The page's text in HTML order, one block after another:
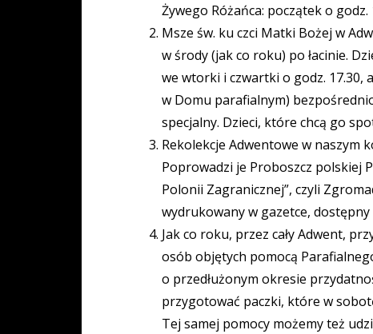
Żywego Różańca: początek o
Msze św. ku czci Matki Bożej w
w środy (jak co roku) po łacinie.
we wtorki i czwartki o godz. 17.30,
w Domu parafialnym)
specjalny. Dzieci, które chcą go
Rekolekcje Adwentowe w naszym
Poprowadzi je Proboszcz polskiej
Polonii Zagranicznej”, czyli
wydrukowany w gazetce,
Jak co roku, przez cały Adwent,
osób objętych pomocą
o przedłużonym okresie
przygotować paczki, które w
Tej samej pomocy możemy też